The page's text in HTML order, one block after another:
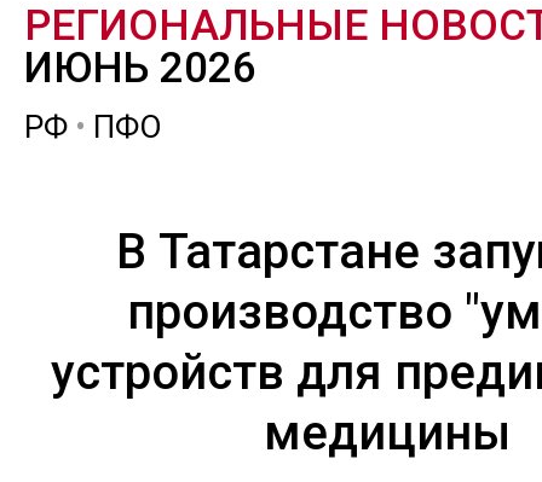
РЕГИОНАЛЬНЫЕ
ИЮНЬ 2026
РФ • ПФО
В Татарстане
производство
устройств для
медицины